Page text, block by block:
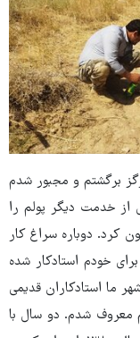
برگشتم و مجبور شدم
از خدمت دیگر پولم را
کرد. دوباره سراغ کار
خودم استادکار شده
ما استادکاران قدیمی
معروف شدم. دو سال با